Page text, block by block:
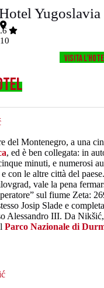
Yugoslavia
Visita
del Montenegro, a una
, ed è ben collegata: in
minuti, e numerosi
con le altre città del
vale la pena
sul fiume Zeta:
Josip Slade e
Alessandro III. Da
Parco Nazionale di